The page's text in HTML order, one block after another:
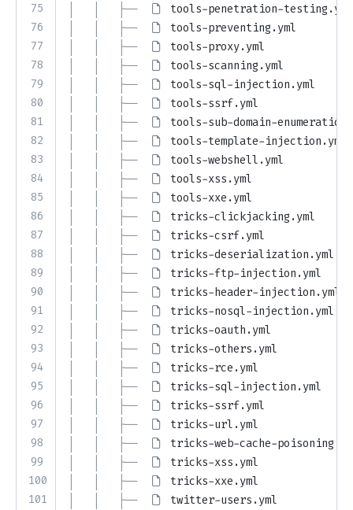
75
76
77
78
79
80
81
82
83
84
85
86
87
88
89
90
91
92
93
94
95
96
97
98
99
100
101
│   │   ├──
tools-penetration-testing.yml
│   │   ├──
tools-preventing.yml
│   │   ├──
tools-proxy.yml
│   │   ├──
tools-scanning.yml
│   │   ├──
tools-sql-injection.yml
│   │   ├──
tools-ssrf.yml
│   │   ├──
tools-sub-domain-
│   │   ├──
tools-template-injection.yml
│   │   ├──
tools-webshell.yml
│   │   ├──
tools-xss.yml
│   │   ├──
tools-xxe.yml
│   │   ├──
tricks-clickjacking.yml
│   │   ├──
tricks-csrf.yml
│   │   ├──
tricks-deserialization.yml
│   │   ├──
tricks-ftp-injection.yml
│   │   ├──
tricks-header-injection.yml
│   │   ├──
tricks-nosql-injection.yml
│   │   ├──
tricks-oauth.yml
│   │   ├──
tricks-others.yml
│   │   ├──
tricks-rce.yml
│   │   ├──
tricks-sql-injection.yml
│   │   ├──
tricks-ssrf.yml
│   │   ├──
tricks-url.yml
│   │   ├──
tricks-web-cache-
│   │   ├──
tricks-xss.yml
│   │   ├──
tricks-xxe.yml
│   │   ├──
twitter-users.yml